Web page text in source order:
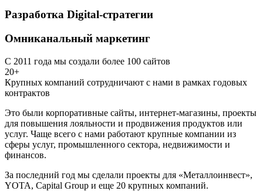
Разработка Digital-стратегии
Омниканальный маркетинг
С 2011 года мы создали более 100 сайтов
20+
Крупных компаний сотрудничают с нами в рамках годовых
контрактов
Это были корпоративные сайты, интернет-магазины, проекты
для повышения лояльности и продвижения продуктов или
услуг. Чаще всего с нами работают крупные компании из
сферы услуг, промышленного сектора, недвижимости и
финансов.
За последний год мы сделали проекты для «Металлоинвест»,
YOTA, Capital Group и еще 20 крупных компаний.